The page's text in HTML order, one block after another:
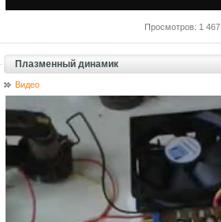
Просмотров: 1 467
Плазменный динамик
Видео